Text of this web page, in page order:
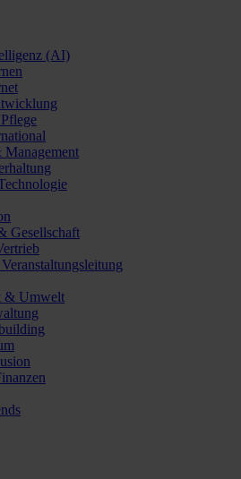
(AI)
Management
Gesellschaft
& Umwelt